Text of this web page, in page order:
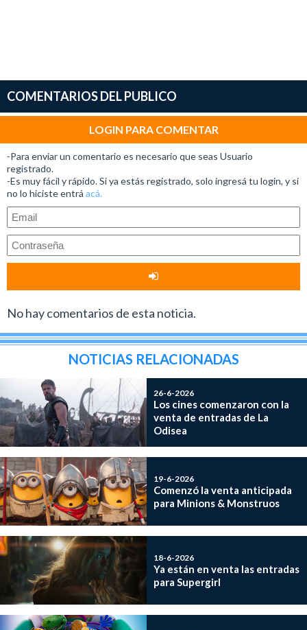
COMENTARIOS DEL PUBLICO
LOGIN PARA COMENTAR
-Para enviar un comentario es necesario que seas Usuario
registrado.
-Es muy fácil y rápido. Si ya estás registrado, solo ingresá tu login, y si
no lo hiciste entrá acá.
No hay comentarios de esta noticia.
NOTICIAS RELACIONADAS
26-6-2026
Los cines comenzaron con la
venta de entradas de La
Odisea
19-6-2026
Comenzó la venta anticipada
para Minions & Monstruos
18-6-2026
Ya están en venta las entradas
para Supergirl